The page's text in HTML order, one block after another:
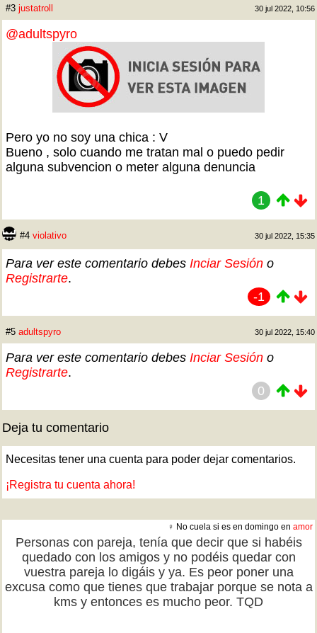
#3 justatroll 30 jul 2022, 10:56
@adultspyro
Pero yo no soy una chica : V
Bueno , solo cuando me tratan mal o puedo pedir
alguna subvencion o meter alguna denuncia
1
#4 violativo 30 jul 2022, 15:35
Para ver este comentario debes Inciar Sesión o
Registrarte.
-1
#5 adultspyro 30 jul 2022, 15:40
Para ver este comentario debes Inciar Sesión o
Registrarte.
0
Deja tu comentario
Necesitas tener una cuenta para poder dejar comentarios.
¡Registra tu cuenta ahora!
♀ No cuela si es en domingo en amor
Personas con pareja, tenía que decir que si habéis
quedado con los amigos y no podéis quedar con
vuestra pareja lo digáis y ya. Es peor poner una
excusa como que tienes que trabajar porque se nota a
kms y entonces es mucho peor. TQD